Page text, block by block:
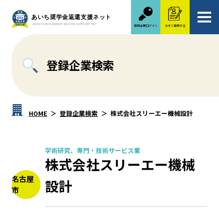
登録企業ログイン 今すぐ登録する
登録企業検索
HOME 登録企業検索 株式会社スリーエー機械設計
名古屋
市
学術研究、専門・技術サービス業
株式会社スリーエー機械
設計